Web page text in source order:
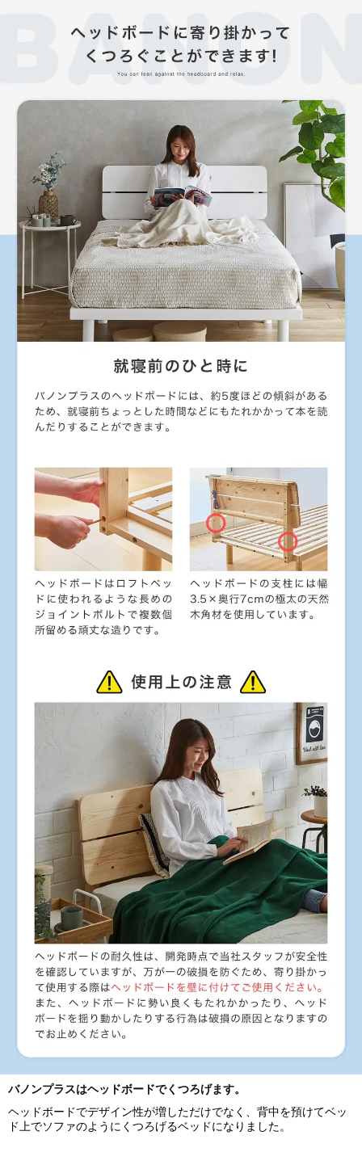
バノンプラスはヘッドボードでくつろげます。
ヘッドボードでデザイン性が増しただけでなく、背中を預けてベッ
ド上でソファのようにくつろげるベッドになりました。